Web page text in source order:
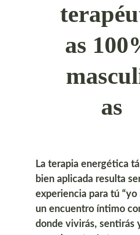
La terapia energética
bien aplicada resulta
experiencia para tú “yo
un encuentro íntimo
donde vivirás, sentirás
as
as